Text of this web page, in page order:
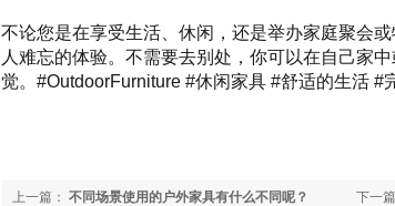
不论您是在享受生活、休闲，还是举办家庭聚会
人难忘的体验。不需要去别处，你可以在自己家
觉。#OutdoorFurniture #休闲家具 #舒适的生活 #
下一篇
上一篇： 不同场景使用的户外家具有什么不同呢？